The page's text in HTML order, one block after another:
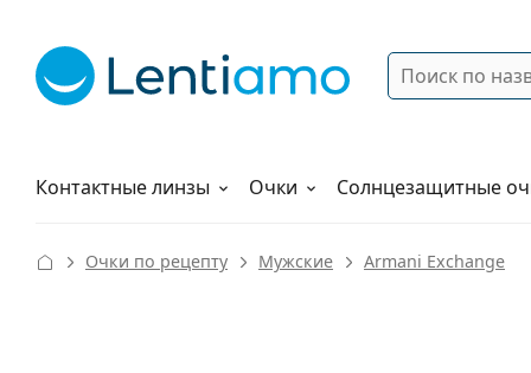
Поиск
Контактные линзы
Растворы Очки Солнцезащитные
Как заказать
Очки по рецепту Мужские Armani Exchange